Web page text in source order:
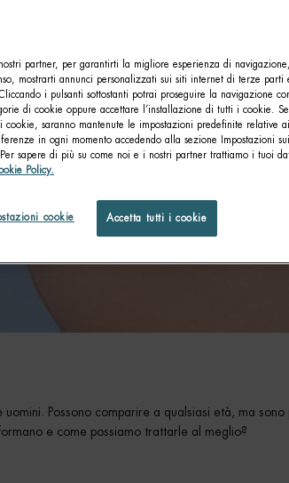
Possono comparire a qualsiasi età, ma sono
e come possiamo trattarle al meglio?
partner, per garantirti la migliore esperienza di
mostrarti annunci personalizzati sui siti internet di terze
i pulsanti sottostanti potrai proseguire la navigazione
di cookie oppure accettare l’installazione di tutti i cookie.
cookie, saranno mantenute le impostazioni predefinite relative
in ogni momento accedendo alla sezione Impostazioni
sapere di più su come noi e i nostri partner trattiamo i tuoi
Policy.
cookie Accetta tutti i cookie